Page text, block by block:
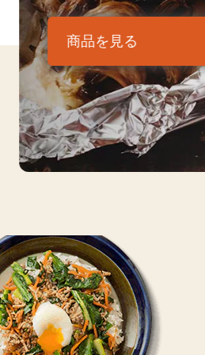
商品を見る